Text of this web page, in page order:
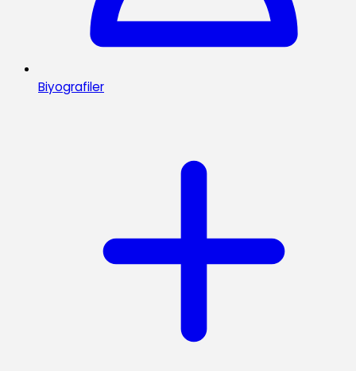
Biyografiler